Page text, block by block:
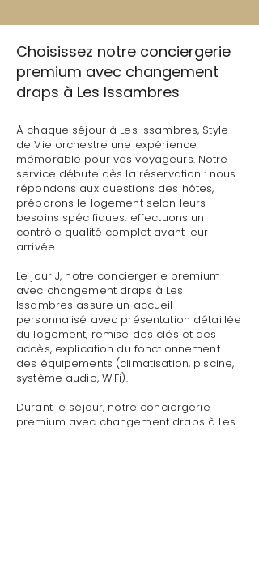
Choisissez notre conciergerie
premium avec changement
draps à Les Issambres
À chaque séjour à Les Issambres, Style
de Vie orchestre une expérience
mémorable pour vos voyageurs. Notre
service débute dès la réservation : nous
répondons aux questions des hôtes,
préparons le logement selon leurs
besoins spécifiques, effectuons un
contrôle qualité complet avant leur
arrivée.
Le jour J, notre conciergerie premium
avec changement draps à Les
Issambres assure un accueil
personnalisé avec présentation détaillée
du logement, remise des clés et des
accès, explication du fonctionnement
des équipements (climatisation, piscine,
système audio, WiFi).
Durant le séjour, notre conciergerie
premium avec changement draps à Les